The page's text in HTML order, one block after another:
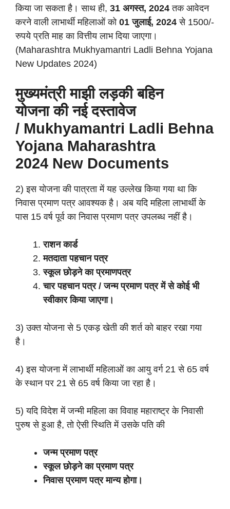
किया जा सकता है। साथ ही, 31 अगस्त, 2024 तक आवेदन
करने वाली लाभार्थी महिलाओं को01 जुलाई, 2024 से 1500/-
रुपये प्रति माह का वित्तीय लाभ दिया जाएगा।
(Maharashtra Mukhyamantri Ladli Behna Yojana
New Updates 2024)
मुख्यमंत्री माझी लड़की बहिन
योजना कीनई दस्तावेज
/ Mukhyamantri Ladli Behna
Yojana Maharashtra
2024 New Documents
2) इस योजना की पात्रता में यह उल्लेख किया गया था कि
निवास प्रमाण पत्र आवश्यक है। अब यदि महिला लाभार्थी के
पास 15 वर्ष पूर्व का निवास प्रमाण पत्र उपलब्ध नहीं है।
राशन कार्ड
मतदाता पहचान पत्र
स्कूल छोड़ने का प्रमाणपत्र
चार पहचान पत्र / जन्म प्रमाण पत्र में से कोई भी
स्वीकार किया जाएगा।
3) उक्त योजना से 5 एकड़ खेती की शर्त को बाहर रखा गया
है।
4) इस योजना में लाभार्थी महिलाओं का आयु वर्ग 21 से 65 वर्ष
के स्थान पर 21 से 65 वर्ष किया जा रहा है।
5) यदि विदेश में जन्मी महिला का विवाह महाराष्ट्र के निवासी
पुरुष से हुआ है, तो ऐसी स्थिति में उसके पति की
जन्म प्रमाण पत्र
स्कूल छोड़ने का प्रमाण पत्र
निवास प्रमाण पत्र मान्य होगा।